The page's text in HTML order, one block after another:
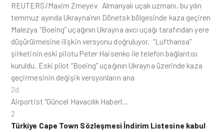
REUTERS/Maxim Zmeyev Almanyalı uçak uzmanı, bu yılın
temmuz ayında Ukrayna’nın Dönetsk bölgesinde kaza geçiren
Malezya “Boeing” uçağının Ukrayna avcı uçağı tarafından yere
düşürülmesine ilişkin versyonu doğruluyor. “Lufthansa”
şirketinin eski pilotu Peter Haisenko ile telefon bağlantısı
kuruldu. Eski pilot “Boeing” uçağının Ukrayna üzerinde kaza
geçirmesinin değişik versyonların ana
2d
Airportist “Güncel Havacılık Haberl…
2
Türkiye Cape Town Sözleşmesi İndirim Listesine kabul